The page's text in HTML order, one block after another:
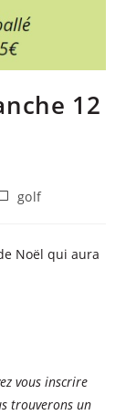
12
golf
Noël qui aura
vous inscrire
trouverons un